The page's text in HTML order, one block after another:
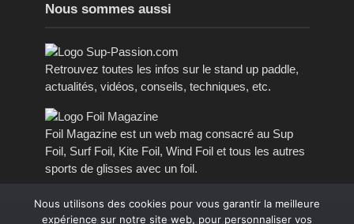
Nous sommes aussi
Retrouvez toutes les infos sur le stand up paddle,
actualités, vidéos, conseils, techniques, etc.
Foil Magazine est un web mag consacré au Sup
Foil, Surf Foil, Kite Foil, Wind Foil et tous les autres
sports de glisses avec un foil.
Nous utilisons des cookies pour vous garantir la meilleure
expérience sur notre site web, pour personnaliser vos